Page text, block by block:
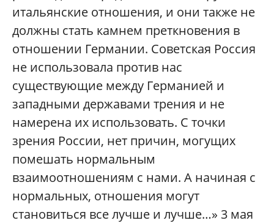
итальянские отношения, и они также не
должны стать камнем преткновения в
отношении Германии. Советская Россия
не использовала против нас
существующие между Германией и
западными державами трения и не
намерена их использовать. С точки
зрения России, нет причин, могущих
помешать нормальным
взаимоотношениям с нами. А начиная с
нормальных, отношения могут
становиться все лучше и лучше…» 3 мая